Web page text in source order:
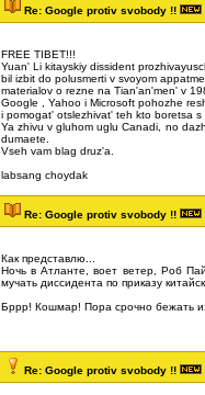
Re: Google protiv svobody !!
FREE TIBET!!!
Yuan' Li kitayskiy dissident
bil izbit do polusmerti v svoyom
materialov o rezne na Tian'an'men' v
Google , Yahoo i Microsoft pohozhe
i pomogat' otslezhivat' teh kto boretsa s
Ya zhivu v gluhom uglu Canadi, no
dumaete.
Vseh vam blag druz'a.
labsang choydak
Re: Google protiv svobody !!
Как представлю...
Ночь в Атланте, воет ветер, Роб
мучать диссидента по приказу
Бррр! Кошмар! Пора срочно бежать
Re: Google protiv svobody !!